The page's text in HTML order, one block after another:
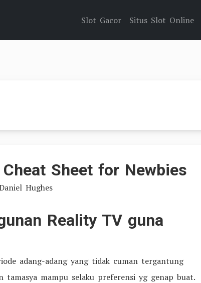
Slot Gacor Situs Slot Online
Sheet for Newbies
Hughes
Reality TV guna
adang-adang yang tidak cuman tergantung
tamasya mampu selaku preferensi yg genap buat.